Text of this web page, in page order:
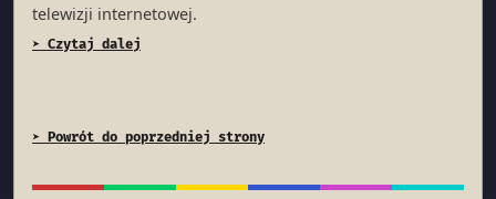
telewizji internetowej.
➤ Czytaj dalej
➤ Powrót do poprzedniej strony